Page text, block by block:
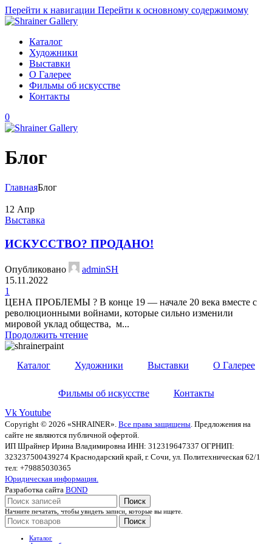
Перейти к навигации Перейти к основному содержимому
Каталог
Художники
Выставки
О Галерее
Фильмы об искусстве
Контакты
0
Блог
ГлавнаяБлог
12 Апр
Выставка
ИСКУССТВО? ПРОДАНО!
Опубликовано
adminSH
15.11.2022
1
ЦЕНА ПРОБЛЕМЫ ? В конце 19 — начале 20 века вместе с
революционными войнами, которые сильно изменили
мировой уклад общества, м...
Продолжить чтение
Каталог Художники Выставки О Галерее
Фильмы об искусстве
Контакты
VkYoutube
Copyright © 2026 «SHRAINER». Все права защищены. Предложения на
сайте не являются публичной офертой.
ИП Шрайнер Ирина Владимировна ИНН: 312319647337 ОГРНИП:
323237500439274 Краснодарский край, г. Сочи, ул. Политехническая 62/1
тел: +79885030365
Юридическая информация.
Разработка сайта BOND
Поиск
Начните печатать, чтобы увидеть записи, которые вы ищете.
Поиск
Каталог